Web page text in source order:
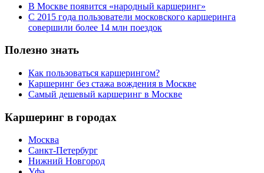
В Москве появится «народный каршеринг»
С 2015 года пользователи московского каршеринга
совершили более 14 млн поездок
Полезно знать
Как пользоваться каршерингом?
Каршеринг без стажа вождения в Москве
Самый дешевый каршеринг в Москве
Каршеринг в городах
Москва
Санкт-Петербург
Нижний Новгород